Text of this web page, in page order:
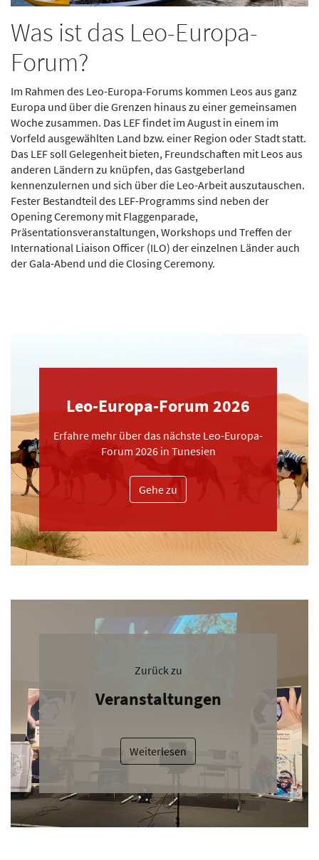
Was ist das Leo-Europa-
Forum?
Im Rahmen des Leo-Europa-Forums kommen Leos aus ganz
Europa und über die Grenzen hinaus zu einer gemeinsamen
Woche zusammen. Das LEF findet im August in einem im
Vorfeld ausgewählten Land bzw. einer Region oder Stadt statt.
Das LEF soll Gelegenheit bieten, Freundschaften mit Leos aus
anderen Ländern zu knüpfen, das Gastgeberland
kennenzulernen und sich über die Leo-Arbeit auszutauschen.
Fester Bestandteil des LEF-Programms sind neben der
Opening Ceremony mit Flaggenparade,
Präsentationsveranstaltungen, Workshops und Treffen der
International Liaison Officer (ILO) der einzelnen Länder auch
der Gala-Abend und die Closing Ceremony.
Leo-Europa-Forum 2026
Erfahre mehr über das nächste Leo-Europa-
Forum 2026 in Tunesien
Gehe zu
Zurück zu
Veranstaltungen
Weiterlesen